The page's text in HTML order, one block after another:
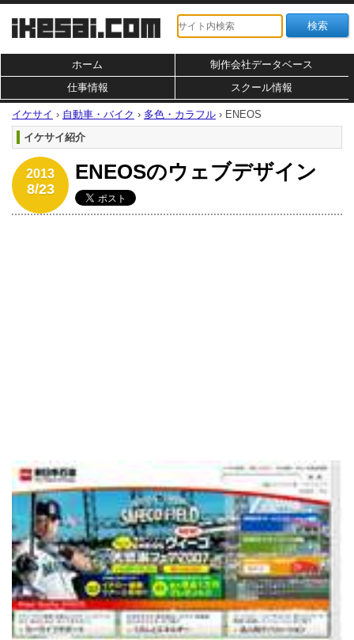
ホーム
制作会社データベース
仕事情報
スクール情報
イケサイ › 自動車・バイク › 多色・カラフル › ENEOS
イケサイ紹介
2013
8/23
ENEOSのウェブデザイン